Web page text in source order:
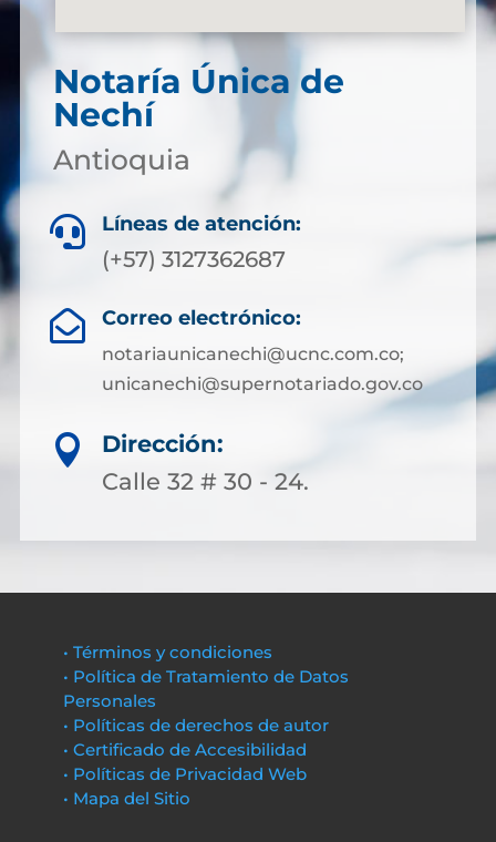
Notaría Única de
Nechí
Antioquia
 Líneas de atención:
(+57) 3127362687
 Correo electrónico:
notariaunicanechi@ucnc.com.co;
unicanechi@supernotariado.gov.co

Dirección:
Calle 32 # 30 - 24.
• Términos y condiciones
• Política de Tratamiento de Datos
Personales
• Políticas de derechos de autor
• Certificado de Accesibilidad
• Políticas de Privacidad Web
• Mapa del Sitio